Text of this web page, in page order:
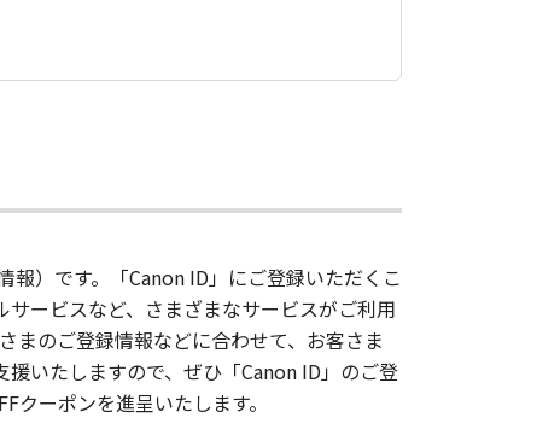
報）です。「Canon ID」にご登録いただくこ
ービスなど、さまざまなサービスがご利用
まのご登録情報などに合わせて、お客さま
いたしますので、ぜひ「Canon ID」のご登
ーポンを進呈いたします。